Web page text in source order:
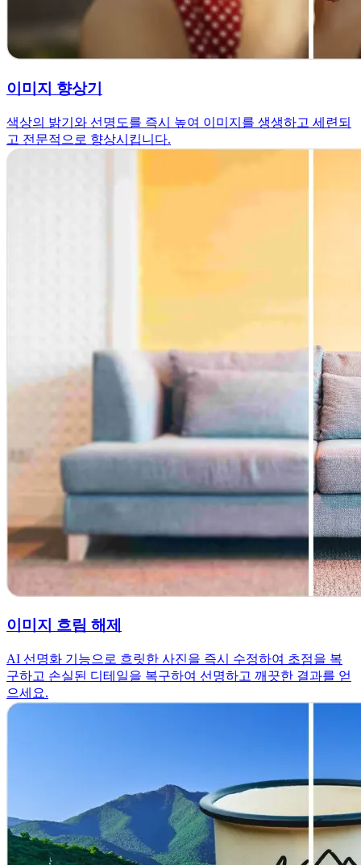
이미지 향상기
색상의 밝기와 선명도를 즉시 높여 이미지를 생생하고 세련되
고 전문적으로 향상시킵니다.
이미지 흐림 해제
AI 선명화 기능으로 흐릿한 사진을 즉시 수정하여 초점을 복
구하고 손실된 디테일을 복구하여 선명하고 깨끗한 결과를 얻
으세요.